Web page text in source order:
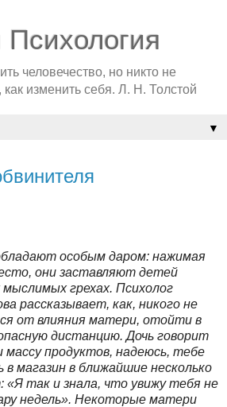
Психология
человечество, но никто не
изменить себя. Л. Н. Толстой
▼
особым даром: нажимая
они заставляют детей
мыслимых грехах. Психолог
рассказывает, как, никого не
от влияния матери, отойти в
дистанцию. Дочь говорит
продуктов, надеюсь, тебе
магазин в ближайшие несколько
«Я так и знала, что увижу тебя не
недель». Некоторые матери